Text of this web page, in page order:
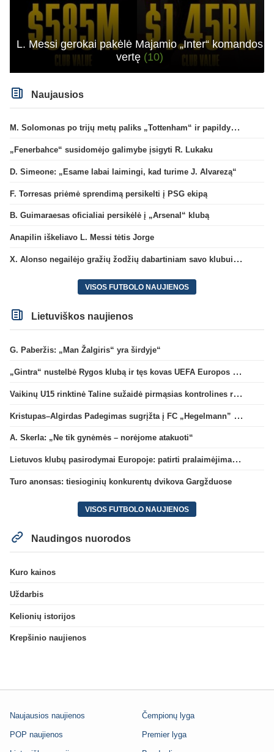
L. Messi gerokai pakėlė Majamio „Inter“ komandos
vertę (10)
Naujausios
M. Solomonas po trijų metų paliks „Tottenham“ ir papildys „West Ham“ klubą
„Fenerbahce“ susidomėjo galimybe įsigyti R. Lukaku
D. Simeone: „Esame labai laimingi, kad turime J. Alvarezą“
F. Torresas priėmė sprendimą persikelti į PSG ekipą
B. Guimaraesas oficialiai persikėlė į „Arsenal“ klubą
Anapilin iškeliavo L. Messi tėtis Jorge
X. Alonso negailėjo gražių žodžių dabartiniam savo klubui „Chelsea“
VISOS FUTBOLO NAUJIENOS
Lietuviškos naujienos
G. Paberžis: „Man Žalgiris“ yra širdyje“
„Gintra“ nustelbė Rygos klubą ir tęs kovas UEFA Europos taurės atrankoje
Vaikinų U15 rinktinė Taline sužaidė pirmąsias kontrolines rungtynes
Kristupas–Algirdas Padegimas sugrįžta į FC „Hegelmann” B sudėtį
A. Skerla: „Ne tik gynėmės – norėjome atakuoti“
Lietuvos klubų pasirodymai Europoje: patirti pralaimėjimai Kroatijos atstovams
Turo anonsas: tiesioginių konkurentų dvikova Gargžduose
VISOS FUTBOLO NAUJIENOS
Naudingos nuorodos
Kuro kainos
Uždarbis
Kelionių istorijos
Krepšinio naujienos
Naujausios naujienos
POP naujienos
Čempionų lyga
Premier lyga